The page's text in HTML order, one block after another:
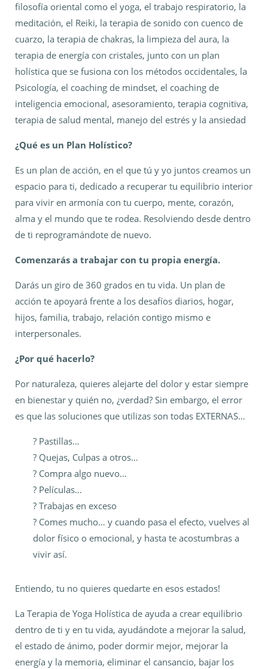
filosofía oriental como el yoga, el trabajo respiratorio, la
meditación, el Reiki, la terapia de sonido con cuenco de
cuarzo, la terapia de chakras, la limpieza del aura, la
terapia de energía con cristales, junto con un plan
holística que se fusiona con los métodos occidentales, la
Psicología, el coaching de mindset, el coaching de
inteligencia emocional, asesoramiento, terapia cognitiva,
terapia de salud mental, manejo del estrés y la ansiedad
¿Qué es un Plan Holístico?
Es un plan de acción, en el que tú y yo juntos creamos un
espacio para ti, dedicado a recuperar tu equilibrio interior
para vivir en armonía con tu cuerpo, mente, corazón,
alma y el mundo que te rodea. Resolviendo desde dentro
de ti reprogramándote de nuevo.
Comenzarás a trabajar con tu propia energía.
Darás un giro de 360 grados en tu vida. Un plan de
acción te apoyará frente a los desafíos diarios, hogar,
hijos, familia, trabajo, relación contigo mismo e
interpersonales.
¿Por qué hacerlo?
Por naturaleza, quieres alejarte del dolor y estar siempre
en bienestar y quién no, ¿verdad? Sin embargo, el error
es que las soluciones que utilizas son todas EXTERNAS…
? Pastillas…
? Quejas, Culpas a otros…
? Compra algo nuevo…
? Películas…
? Trabajas en exceso
? Comes mucho… y cuando pasa el efecto, vuelves al
dolor físico o emocional, y hasta te acostumbras a
vivir así.
Entiendo, tu no quieres quedarte en esos estados!
La Terapia de Yoga Holística de ayuda a crear equilibrio
dentro de ti y en tu vida, ayudándote a mejorar la salud,
el estado de ánimo, poder dormir mejor, mejorar la
energía y la memoria, eliminar el cansancio, bajar los